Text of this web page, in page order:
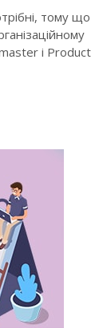
тому що
і Product